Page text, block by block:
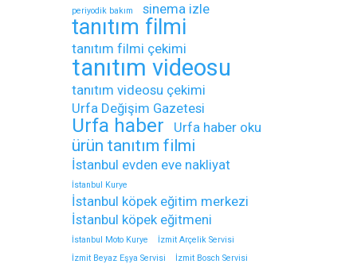
periyodik bakım
sinema izle
tanıtım filmi
tanıtım filmi çekimi
tanıtım videosu
tanıtım videosu çekimi
Urfa Değişim Gazetesi
Urfa haber Urfa haber oku
ürün tanıtım filmi
İstanbul evden eve nakliyat
İstanbul Kurye
İstanbul köpek eğitim merkezi
İstanbul köpek eğitmeni
İstanbul Moto Kurye
İzmit Arçelik Servisi
İzmit Beyaz Eşya Servisi
İzmit Bosch Servisi